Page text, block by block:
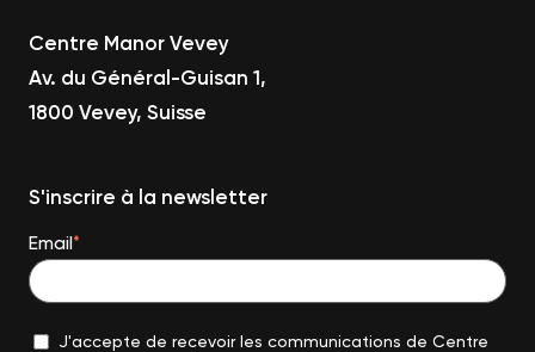
Centre Manor Vevey
Av. du Général-Guisan 1,
1800 Vevey, Suisse
S'inscrire à la newsletter
Email*
J'accepte de recevoir les communications de Centre